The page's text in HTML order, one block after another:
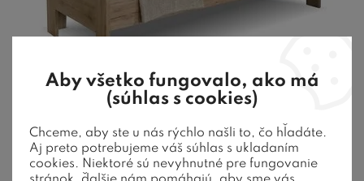
14 farieb
Posteľ jednolôžko Erika s bočným čelom,
lamino, 120x200cm
Aby všetko fungovalo, ako má
(súhlas s cookies)
Chceme, aby ste u nás rýchlo našli to, čo hľadáte.
Aj preto potrebujeme váš súhlas s ukladaním
cookies. Niektoré sú nevyhnutné pre fungovanie